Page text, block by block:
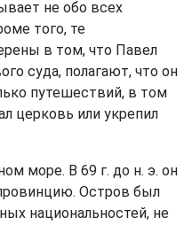
не обо всех
того, те
в том, что Павел
суда, полагают, что он
путешествий, в том
церковь или укрепил
море. В 69 г. до н. э. он
Остров был
национальностей, не